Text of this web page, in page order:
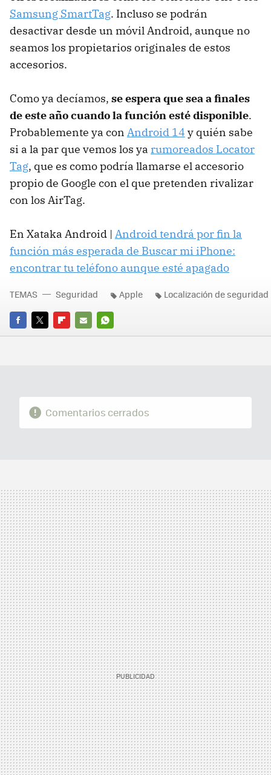
Samsung SmartTag. Incluso se podrán
desactivar desde un móvil Android, aunque no
seamos los propietarios originales de estos
accesorios.
Como ya decíamos, se espera que sea a finales
de este año cuando la función esté disponible.
Probablemente ya con Android 14 y quién sabe
si a la par que vemos los ya rumoreados Locator
Tag, que es como podría llamarse el accesorio
propio de Google con el que pretenden rivalizar
con los AirTag.
En Xataka Android | Android tendrá por fin la
función más esperada de Buscar mi iPhone:
encontrar tu teléfono aunque esté apagado
FACEBOOK
TWITTERFLIPBOARD
E-
WHATSAPP
TEMAS Seguridad Apple Localización de seguridad
Comentarios cerrados